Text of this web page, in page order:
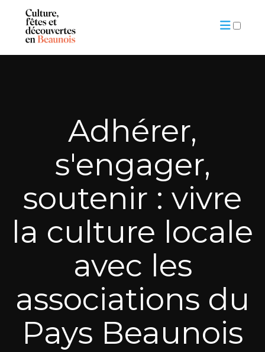
Adhérer,
s'engager,
soutenir : vivre
la culture locale
avec les
associations du
Pays Beaunois